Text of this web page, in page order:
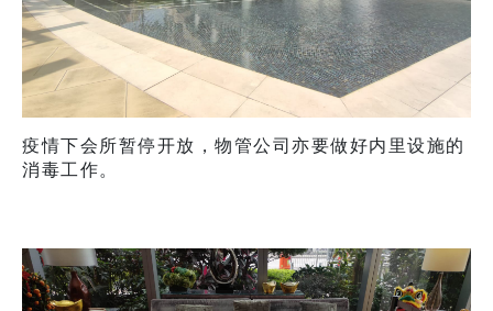
疫情下会所暂停开放，物管公司亦要做好内里设施的
消毒工作。